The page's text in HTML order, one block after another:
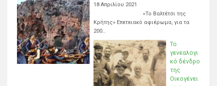
18 Απριλίου 2021
«Το Βαλτέτσι της
Κρήτης» Επετειακό αφιέρωμα, για τα
200…
Το
γενεαλογι
κό δένδρο
της
Οικογένει